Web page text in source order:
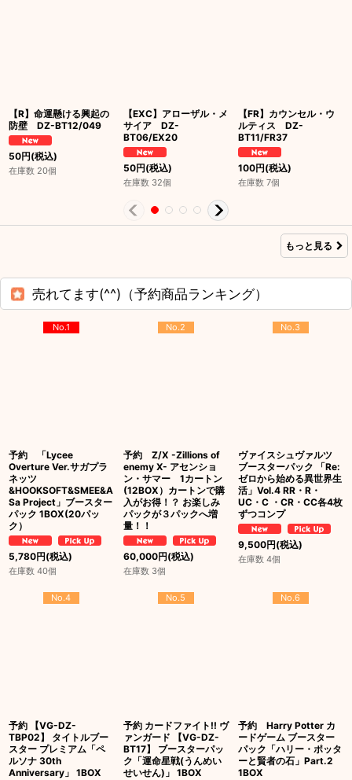
【R】命運懸ける興起の
防壁 DZ-BT12/049
50円(税込)
在庫数 20個
【EXC】アローザル・メ
サイア DZ-
BT06/EX20
50円(税込)
在庫数 32個
【FR】カウンセル・ウ
ルティス DZ-
BT11/FR37
100円(税込)
在庫数 7個
もっと見る
売れてます(^^)（予約商品ランキング）
No.1
予約 「Lycee
Overture Ver.サガプラ
ネッツ
&HOOKSOFT&SMEE&A
Sa Project」ブースター
パック 1BOX(20パッ
ク）
5,780円(税込)
在庫数 40個
No.2
予約 Z/X -Zillions of
enemy X- アセンショ
ン・サマー 1カートン
(12BOX）カートンで購
入がお得！？ お楽しみ
パックが３パックへ増
量！！
60,000円(税込)
在庫数 3個
No.3
ヴァイスシュヴァルツ
ブースターパック 「Re:
ゼロから始める異世界生
活」Vol.4 RR・R・
UC・C ・CR・CC各4枚
ずつコンプ
9,500円(税込)
在庫数 4個
No.4
予約 【VG-DZ-
TBP02】 タイトルブー
スター プレミアム「ペ
ルソナ 30th
Anniversary」 1BOX
No.5
予約 カードファイト!! ヴ
ァンガード 【VG-DZ-
BT17】 ブースターパッ
ク「運命星戦(うんめい
せいせん)」 1BOX
No.6
予約 Harry Potter カ
ードゲーム ブースター
パック「ハリー・ポッタ
ーと賢者の石」Part.2
1BOX